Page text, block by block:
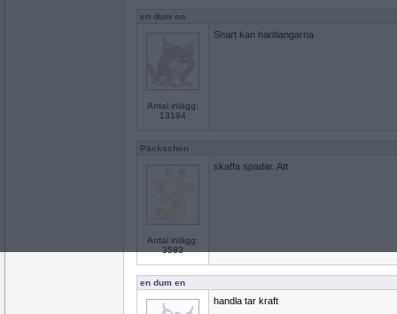
en dum en
Antal inlägg:
13194
Snart kan hantlangarna
Päckschen
Antal inlägg:
3583
skaffa spadar. Att
en dum en
handla tar kraft